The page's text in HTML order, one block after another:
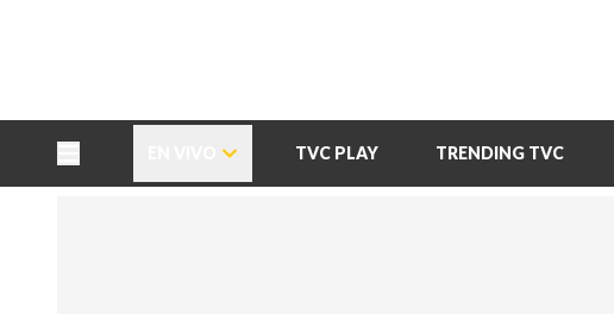
TVC PLAY TRENDING TVC